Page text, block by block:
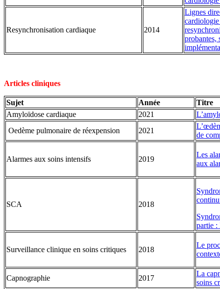
Resynchronisation cardiaque 2014
Lignes
probantes,
Articles cliniques
Sujet Année
Titre
Amyloïdose cardiaque
2021
Oedème pulmonaire de réexpension
2021
de
Alarmes aux soins intensifs 2019
Les
aux
SCA 2018
partie :
Surveillance clinique en soins critiques 2018
Le
Capnographie 2017
La
soins